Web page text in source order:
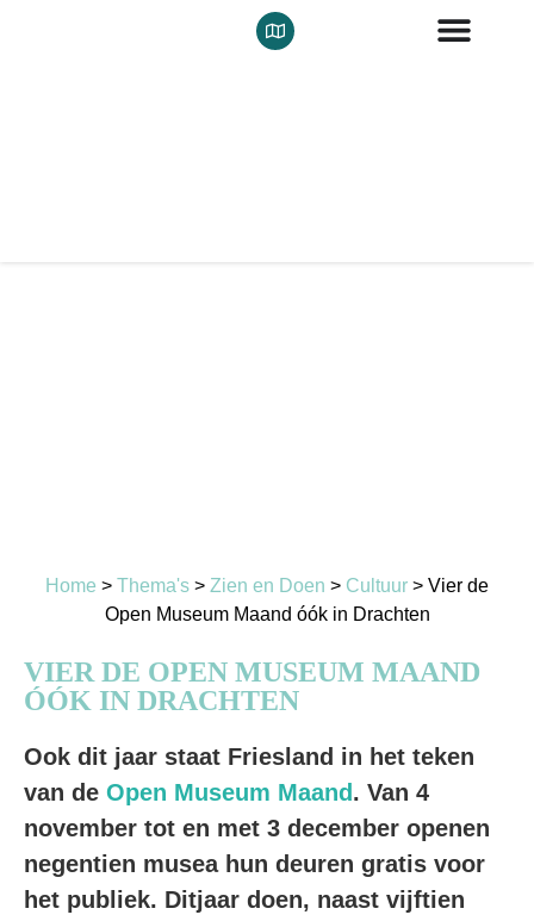
Home > Thema's > Zien en Doen > Cultuur > Vier de
Open Museum Maand óók in Drachten
VIER DE OPEN MUSEUM MAAND
ÓÓK IN DRACHTEN
Ook dit jaar staat Friesland in het teken
van de Open Museum Maand . Van 4
november tot en met 3 december openen
negentien musea hun deuren gratis voor
het publiek. Ditjaar doen, naast vijftien